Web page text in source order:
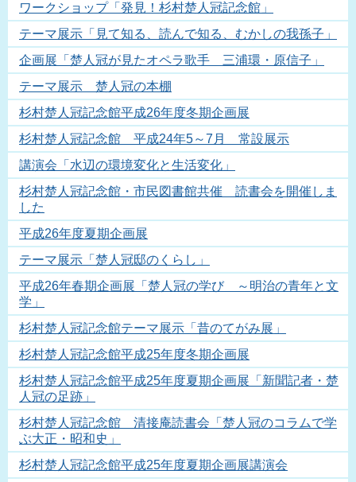
ワークショップ「発見！杉村楚人冠記念館」
テーマ展示「見て知る、読んで知る、むかしの我孫子」
企画展「楚人冠が見たオペラ歌手 三浦環・原信子」
テーマ展示 楚人冠の本棚
杉村楚人冠記念館平成26年度冬期企画展
杉村楚人冠記念館 平成24年5～7月 常設展示
講演会「水辺の環境変化と生活変化」
杉村楚人冠記念館・市民図書館共催 読書会を開催しま
した
平成26年度夏期企画展
テーマ展示「楚人冠邸のくらし」
平成26年春期企画展「楚人冠の学び ～明治の青年と文
学」
杉村楚人冠記念館テーマ展示「昔のてがみ展」
杉村楚人冠記念館平成25年度冬期企画展
杉村楚人冠記念館平成25年度夏期企画展「新聞記者・楚
人冠の足跡」
杉村楚人冠記念館 清接庵読書会「楚人冠のコラムで学
ぶ大正・昭和史」
杉村楚人冠記念館平成25年度夏期企画展講演会